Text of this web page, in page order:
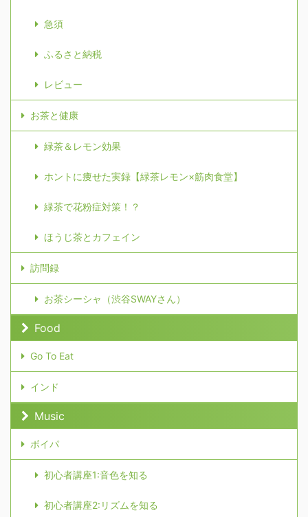
急須
ふるさと納税
レビュー
お茶と健康
緑茶＆レモン効果
ホントに痩せた実録【緑茶レモン×筋肉食堂】
緑茶で花粉症対策！？
ほうじ茶とカフェイン
訪問録
お茶シーシャ（渋谷SWAYさん）
Food
Go To Eat
インド
Music
ボイパ
初心者講座1:音色を知る
初心者講座2:リズムを知る